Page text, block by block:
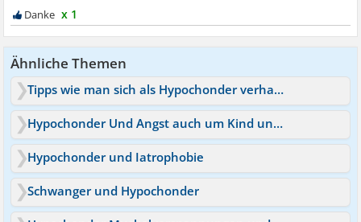
x 1
Ähnliche Themen
Tipps wie man sich als Hypochonder verhalten sollte
Hypochonder Und Angst auch um Kind und Familie
Hypochonder und Iatrophobie
Schwanger und Hypochonder